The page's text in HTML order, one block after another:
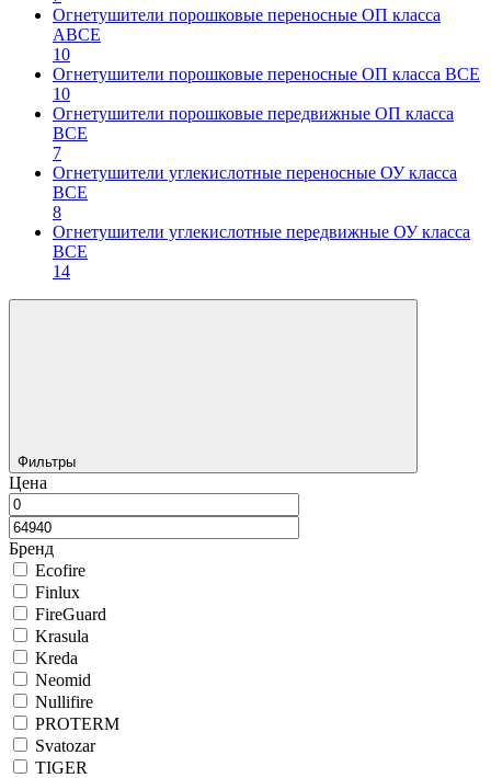
Огнетушители порошковые переносные ОП класса
АВСЕ
10
Огнетушители порошковые переносные ОП класса ВСЕ
10
Огнетушители порошковые передвижные ОП класса
ВСЕ
7
Огнетушители углекислотные переносные ОУ класса
ВСЕ
8
Огнетушители углекислотные передвижные ОУ класса
ВСЕ
14
Фильтры
Цена
Бренд
Ecofire
Finlux
FireGuard
Krasula
Kreda
Neomid
Nullifire
PROTERM
Svatozar
TIGER